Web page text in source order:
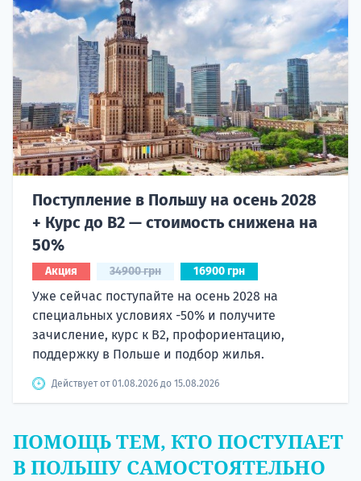
Поступление в Польшу на осень 2028
+ Курс до B2 — стоимость снижена на
50%
Акция 34900 грн 16900 грн
Уже сейчас поступайте на осень 2028 на
специальных условиях -50% и получите
зачисление, курс к B2, профориентацию,
поддержку в Польше и подбор жилья.
Действует от 01.08.2026 до 15.08.2026
ПОМОЩЬ ТЕМ, КТО ПОСТУПАЕТ
В ПОЛЬШУ САМОСТОЯТЕЛЬНО